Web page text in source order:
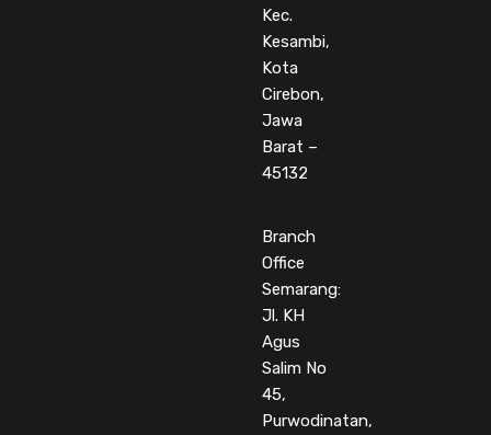
Kec.
Kesambi,
Kota
Cirebon,
Jawa
Barat –
45132
Branch
Office
Semarang:
Jl. KH
Agus
Salim No
45,
Purwodinatan,